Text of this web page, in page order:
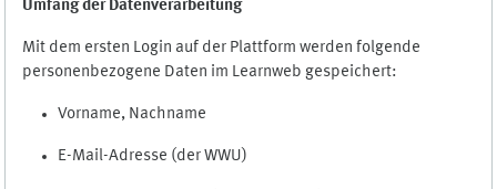
Umfang der Datenverarbeitung
Mit dem ersten Login auf der Plattform werden folgende
personenbezogene Daten im Learnweb gespeichert:
Vorname, Nachname
E-Mail-Adresse (der WWU)